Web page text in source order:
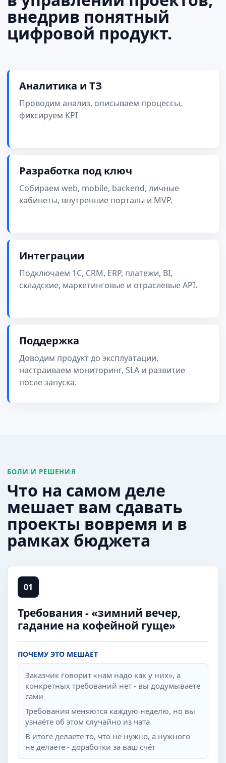
внедрив понятный
цифровой продукт.
Аналитика и ТЗ
Проводим анализ, описываем процессы,
фиксируем KPI
Разработка под ключ
Собираем web, mobile, backend, личные
кабинеты, внутренние порталы и MVP.
Интеграции
Подключаем 1С, CRM, ERP, платежи, BI,
складские, маркетинговые и отраслевые API.
Поддержка
Доводим продукт до эксплуатации,
настраиваем мониторинг, SLA и развитие
после запуска.
БОЛИ И РЕШЕНИЯ
Что на самом деле
мешает вам сдавать
проекты вовремя и в
рамках бюджета
01
Требования - «зимний вечер,
гадание на кофейной гуще»
ПОЧЕМУ ЭТО МЕШАЕТ
Заказчик говорит «нам надо как у них», а
конкретных требований нет - вы додумываете
сами
Требования меняются каждую неделю, но вы
узнаёте об этом случайно из чата
В итоге делаете то, что не нужно, а нужного
не делаете - доработки за ваш счёт